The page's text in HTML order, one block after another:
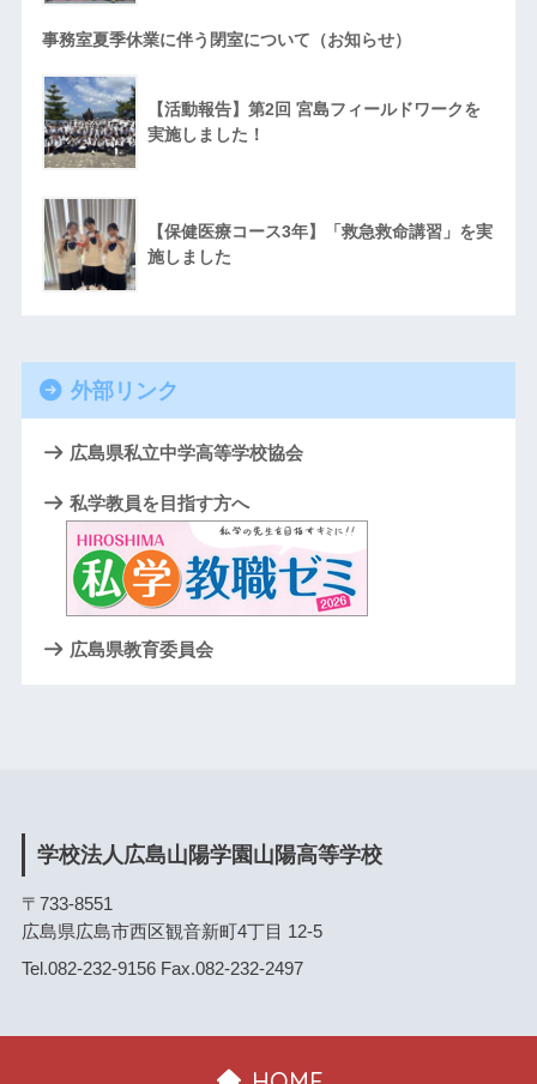
事務室夏季休業に伴う閉室について（お知らせ）
【活動報告】第2回 宮島フィールドワークを
実施しました！
【保健医療コース3年】「救急救命講習」を実
施しました
外部リンク
広島県私立中学高等学校協会
私学教員を目指す方へ
広島県教育委員会
学校法人広島山陽学園山陽高等学校
〒733-8551
広島県広島市西区観音新町4丁目 12-5
Tel.082-232-9156 Fax.082-232-2497